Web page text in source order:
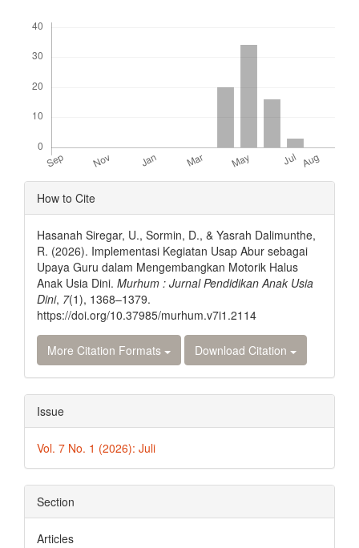
Article
Details
How to Cite
Hasanah Siregar, U., Sormin, D., & Yasrah Dalimunthe,
R. (2026). Implementasi Kegiatan Usap Abur sebagai
Upaya Guru dalam Mengembangkan Motorik Halus
Anak Usia Dini. Murhum : Jurnal Pendidikan Anak Usia
Dini, 7(1), 1368–1379.
https://doi.org/10.37985/murhum.v7i1.2114
More Citation Formats Download Citation
Issue
Vol. 7 No. 1 (2026): Juli
Section
Articles